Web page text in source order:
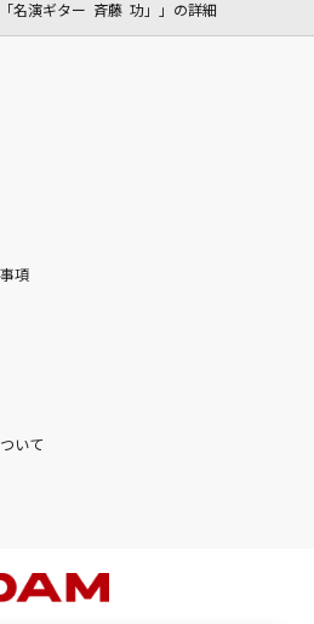
名演ギター 斉藤 功」」の詳細
項
いて